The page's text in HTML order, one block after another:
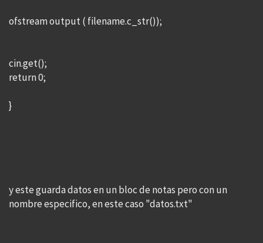
ofstream output ( filename.c_str());
cin.get();
return 0;
}
y este guarda datos en un bloc de notas pero con un
nombre especifico, en este caso "datos.txt"